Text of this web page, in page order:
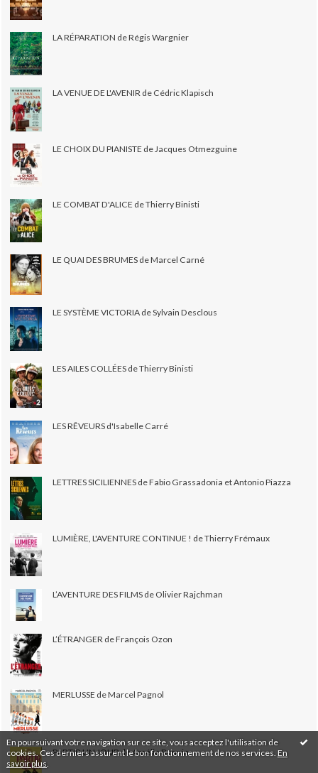
En poursuivant votre navigation sur ce site, vous acceptez l'utilisation de
cookies. Ces derniers assurent le bon fonctionnement de nos services. En
savoir plus
LA RÉPARATION de Régis Wargnier
LA VENUE DE L'AVENIR de Cédric Klapisch
LE CHOIX DU PIANISTE de Jacques Otmezguine
LE COMBAT D'ALICE de Thierry Binisti
LE QUAI DES BRUMES de Marcel Carné
LE SYSTÈME VICTORIA de Sylvain Desclous
LES AILES COLLÉES de Thierry Binisti
LES RÊVEURS d'Isabelle Carré
LETTRES SICILIENNES de Fabio Grassadonia et Antonio Piazza
LUMIÈRE, L'AVENTURE CONTINUE ! de Thierry Frémaux
L’AVENTURE DES FILMS de Olivier Rajchman
L’ÉTRANGER de François Ozon
MERLUSSE de Marcel Pagnol
PARTIR UN JOUR de Amélie Bonnin